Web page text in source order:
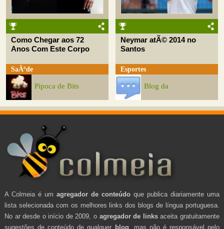
Como Chegar aos 72
Anos Com Este Corpo
SaÃºde
Pipoca de Bits
Neymar atÃ© 2014 no
Santos
Esportes
Blog da
A Colmeia é um agregador de conteúdo que publica diariamente uma
lista selecionada com os melhores links dos blogs de língua portuguesa.
No ar desde o início de 2009, o agregador de linksaceita gratuitamente
sugestões de conteúdo de qualquer blog , mas não é responsável pelo